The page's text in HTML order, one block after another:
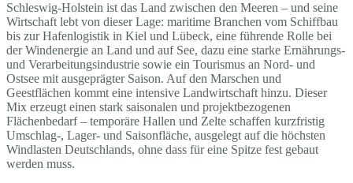
Schleswig-Holstein ist das Land zwischen den Meeren – und seine
Wirtschaft lebt von dieser Lage: maritime Branchen vom Schiffbau
bis zur Hafenlogistik in Kiel und Lübeck, eine führende Rolle bei
der Windenergie an Land und auf See, dazu eine starke Ernährungs-
und Verarbeitungsindustrie sowie ein Tourismus an Nord- und
Ostsee mit ausgeprägter Saison. Auf den Marschen und
Geestflächen kommt eine intensive Landwirtschaft hinzu. Dieser
Mix erzeugt einen stark saisonalen und projektbezogenen
Flächenbedarf – temporäre Hallen und Zelte schaffen kurzfristig
Umschlag-, Lager- und Saisonfläche, ausgelegt auf die höchsten
Windlasten Deutschlands, ohne dass für eine Spitze fest gebaut
werden muss.